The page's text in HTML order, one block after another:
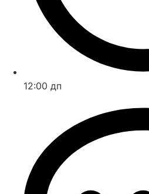
12:00 дп